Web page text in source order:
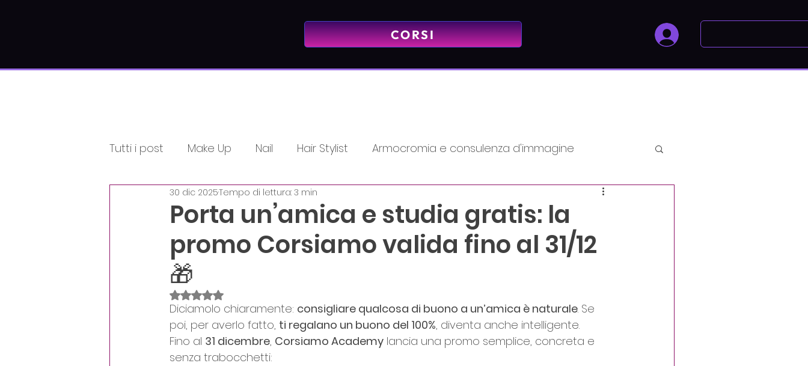
CORSI
Tutti i post Make Up Nail Hair Stylist Armocromia e consulenza d'immagine
Informativi Estetici Mindset - Mentalità Vincente
Unica di Corsiamo Academy Promozioni massaggio Lash Beauty Coaching
Crescita personale
Porta un’amica e studia gratis: la
promo Corsiamo valida fino al 31/12
🎁
30 dic 2025Tempo di lettura: 3 min
Valutazione NaN stelle su 5.
Diciamolo chiaramente: consigliare qualcosa di buono a un’amica è naturale. Se
poi, per averlo fatto, ti regalano un buono del 100%, diventa anche intelligente.
Fino al 31 dicembre, Corsiamo Academy lancia una promo semplice, concreta e
senza trabocchetti: